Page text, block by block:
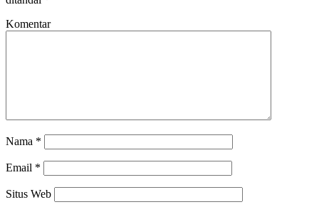
Komentar
Nama *
Email *
Situs Web